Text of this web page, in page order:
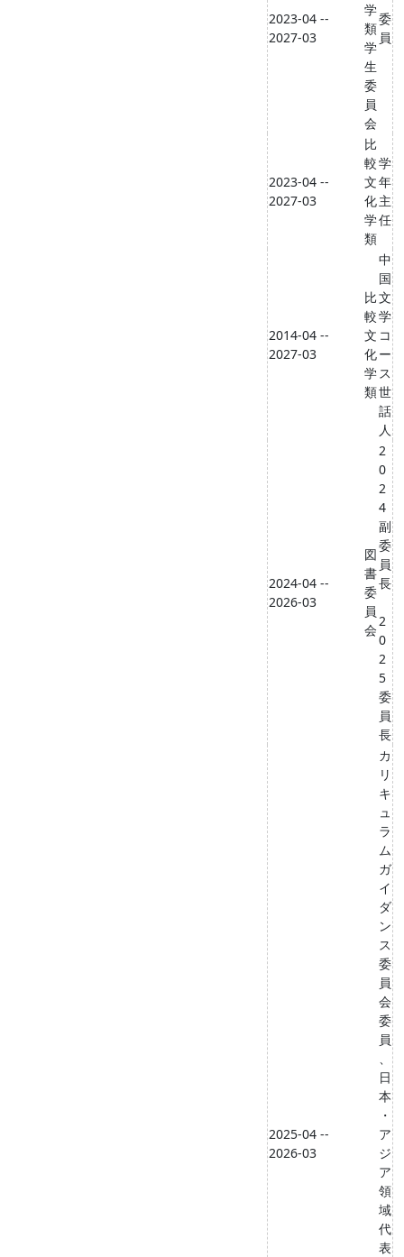
2023-04 --
2027-03
学
類
学
生
委
員
会
委
員
2023-04 --
2027-03
比
較
文
化
学
類
学
年
主
任
2014-04 --
2027-03
比
較
文
化
学
類
中
国
文
学
コ
ー
ス
世
話
人
2024-04 --
2026-03
図
書
委
員
会
2
0
2
4
副
委
員
長
2
0
2
5
委
員
長
2025-04 --
2026-03
カ
リ
キ
ュ
ラ
ム
ガ
イ
ダ
ン
ス
委
員
会
委
員
、
日
本
・
ア
ジ
ア
領
域
代
表